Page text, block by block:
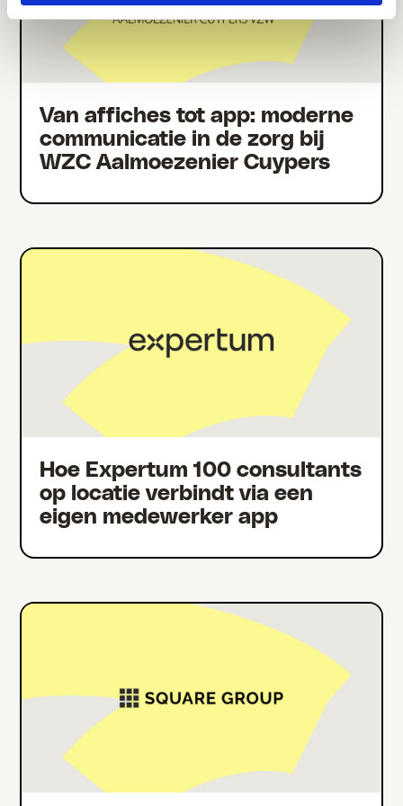
Van affiches tot app: moderne
communicatie in de zorg bij
WZC Aalmoezenier Cuypers
Hoe Expertum 100 consultants
op locatie verbindt via een
eigen medewerker app